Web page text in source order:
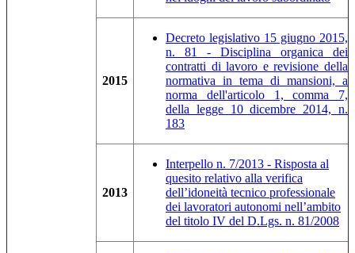
2015
Decreto legislativo 15 giugno 2015,
n. 81 - Disciplina organica dei
contratti di lavoro e revisione della
normativa in tema di mansioni, a
norma dell'articolo 1, comma 7,
della legge 10 dicembre 2014, n.
183
2013
Interpello n. 7/2013 - Risposta al
quesito relativo alla verifica
dell’idoneità tecnico professionale
dei lavoratori autonomi nell’ambito
del titolo IV del D.Lgs. n. 81/2008